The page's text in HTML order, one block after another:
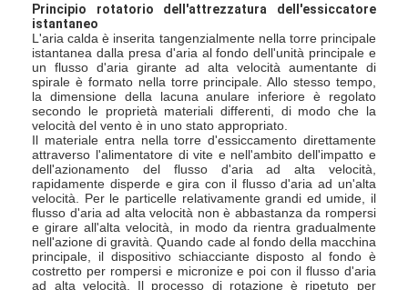
Principio rotatorio dell'attrezzatura dell'essiccatore
istantaneo
L'aria calda è inserita tangenzialmente nella torre principale
istantanea dalla presa d'aria al fondo dell'unità principale e
un flusso d'aria girante ad alta velocità aumentante di
spirale è formato nella torre principale. Allo stesso tempo,
la dimensione della lacuna anulare inferiore è regolato
secondo le proprietà materiali differenti, di modo che la
velocità del vento è in uno stato appropriato.
Il materiale entra nella torre d'essiccamento direttamente
attraverso l'alimentatore di vite e nell'ambito dell'impatto e
dell'azionamento del flusso d'aria ad alta velocità,
rapidamente disperde e gira con il flusso d'aria ad un'alta
velocità. Per le particelle relativamente grandi ed umide, il
flusso d'aria ad alta velocità non è abbastanza da rompersi
e girare all'alta velocità, in modo da rientra gradualmente
nell'azione di gravità. Quando cade al fondo della macchina
principale, il dispositivo schiacciante disposto al fondo è
costretto per rompersi e micronize e poi con il flusso d'aria
ad alta velocità. Il processo di rotazione è ripetuto per